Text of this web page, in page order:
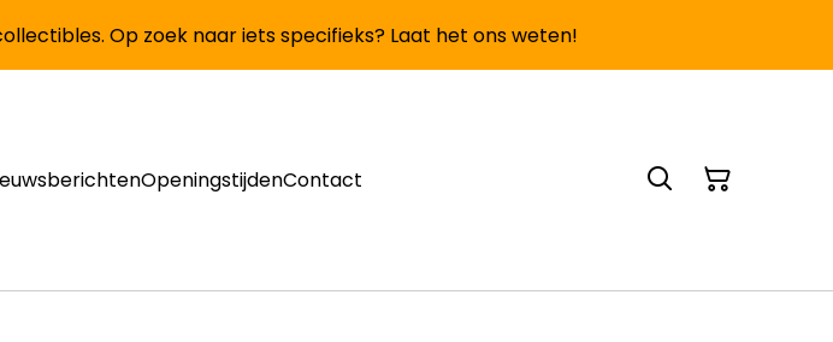
Op zoek naar iets specifieks? Laat het ons weten!
OpeningstijdenContact